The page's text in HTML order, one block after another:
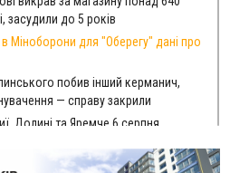
засудили до 5 років
Міноборони для "Оберегу" дані про
побив інший керманич,
— справу закрили
Долині та Яремче 6 серпня
фото: на Прикарпатті